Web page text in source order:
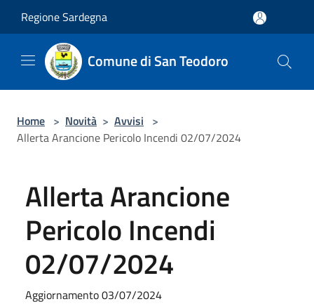
Regione Sardegna
Comune di San Teodoro
Home > Novità > Avvisi >
Allerta Arancione Pericolo Incendi 02/07/2024
Allerta Arancione
Pericolo Incendi
02/07/2024
Aggiornamento 03/07/2024